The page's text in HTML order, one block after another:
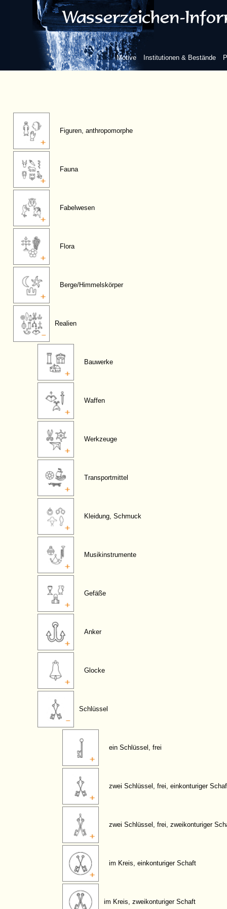
Motive Institutionen & Bestände
Figuren, anthropomorphe
Fauna
Fabelwesen
Flora
Berge/Himmelskörper
Realien
Bauwerke
Waffen
Werkzeuge
Transportmittel
Kleidung, Schmuck
Musikinstrumente
Gefäße
Anker
Glocke
Schlüssel
ein Schlüssel, frei
zwei Schlüssel, frei, einkonturiger
zwei Schlüssel, frei, zweikonturiger
im Kreis, einkonturiger Schaft
im Kreis, zweikonturiger Schaft